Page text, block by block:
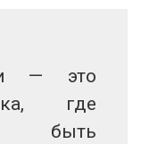
— это
где
быть